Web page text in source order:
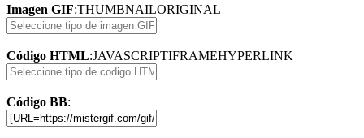
Imagen GIF:THUMBNAILORIGINAL
Código HTML:JAVASCRIPTIFRAMEHYPERLINK
Código BB: